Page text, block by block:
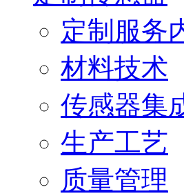
定制服务
材料技术
传感器集
生产工艺
质量管理